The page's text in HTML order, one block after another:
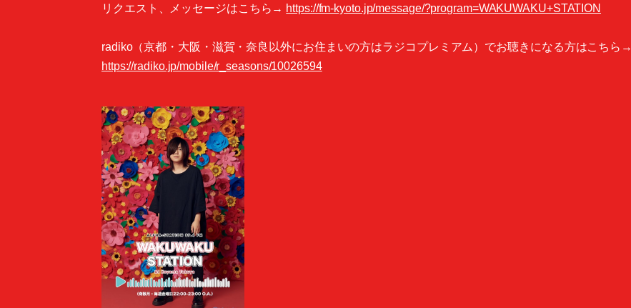
リクエスト、メッセージはこちら→ https://fm-kyoto.jp/message/?program=WAKUWAKU+STATION
radiko（京都・大阪・滋賀・奈良以外にお住まいの方はラジコプレミアム）でお聴きになる方はこちら→
https://radiko.jp/mobile/r_seasons/10026594